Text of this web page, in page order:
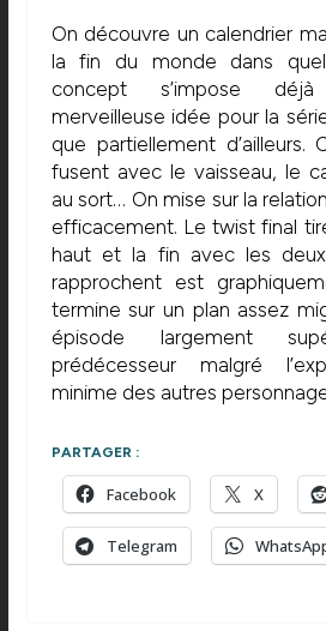
On découvre un calendrier
la fin du monde dans
concept s’impose
merveilleuse idée pour la
que partiellement d’ailleurs.
fusent avec le vaisseau, le
au sort… On mise sur la
efficacement. Le twist final
haut et la fin avec les
rapprochent est
termine sur un plan assez
épisode largement
prédécesseur malgré
minime des autres
PARTAGER :
Facebook X
Telegram